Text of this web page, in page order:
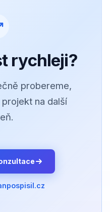
rychleji?
probereme,
na další